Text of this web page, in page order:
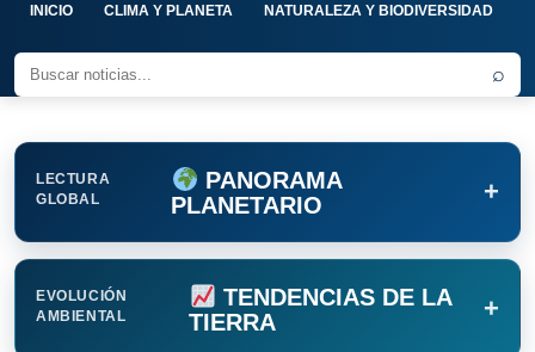
INICIO CLIMA Y PLANETA NATURALEZA Y BIODIVERSIDAD
⌕
LECTURA
GLOBAL
PANORAMA
PLANETARIO
+
EVOLUCIÓN
AMBIENTAL
TENDENCIAS DE LA
TIERRA
+